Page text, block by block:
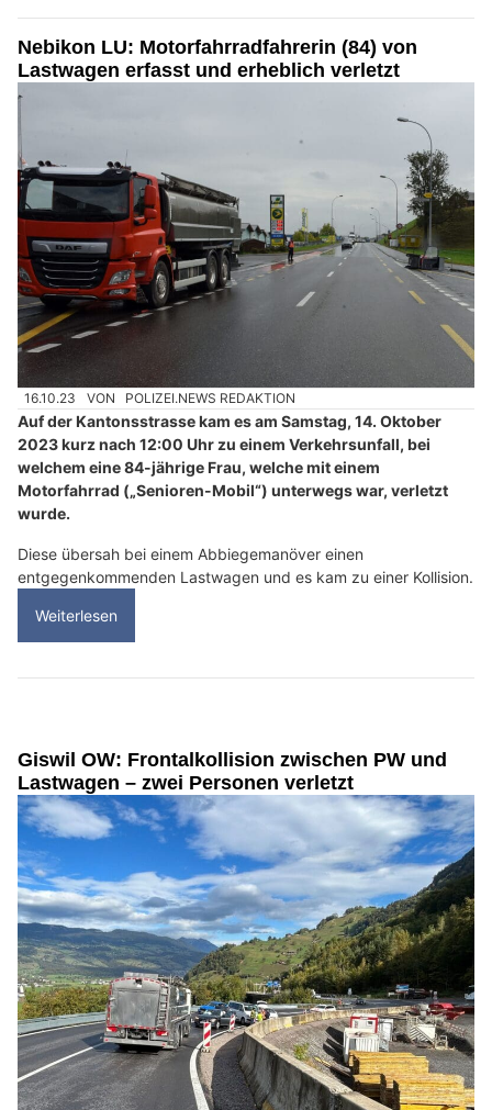
Nebikon LU: Motorfahrradfahrerin (84) von
Lastwagen erfasst und erheblich verletzt
16.10.23 VON POLIZEI.NEWS REDAKTION
Auf der Kantonsstrasse kam es am Samstag, 14. Oktober
2023 kurz nach 12:00 Uhr zu einem Verkehrsunfall, bei
welchem eine 84-jährige Frau, welche mit einem
Motorfahrrad („Senioren-Mobil“) unterwegs war, verletzt
wurde.
Diese übersah bei einem Abbiegemanöver einen
entgegenkommenden Lastwagen und es kam zu einer Kollision.
Weiterlesen
Giswil OW: Frontalkollision zwischen PW und
Lastwagen – zwei Personen verletzt